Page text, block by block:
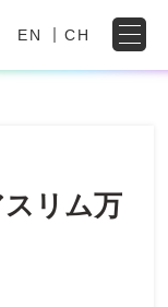
EN CH
リム万